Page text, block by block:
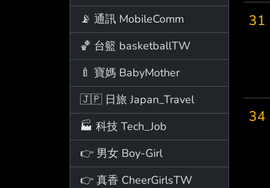
📡 通訊 MobileComm
🏀 台籃 basketballTW
🍼 寶媽 BabyMother
🇯🇵 日旅 Japan_Travel
🏭 科技 Tech_Job
👉 男女 Boy-Girl
👉 真香 CheerGirlsTW
31
34